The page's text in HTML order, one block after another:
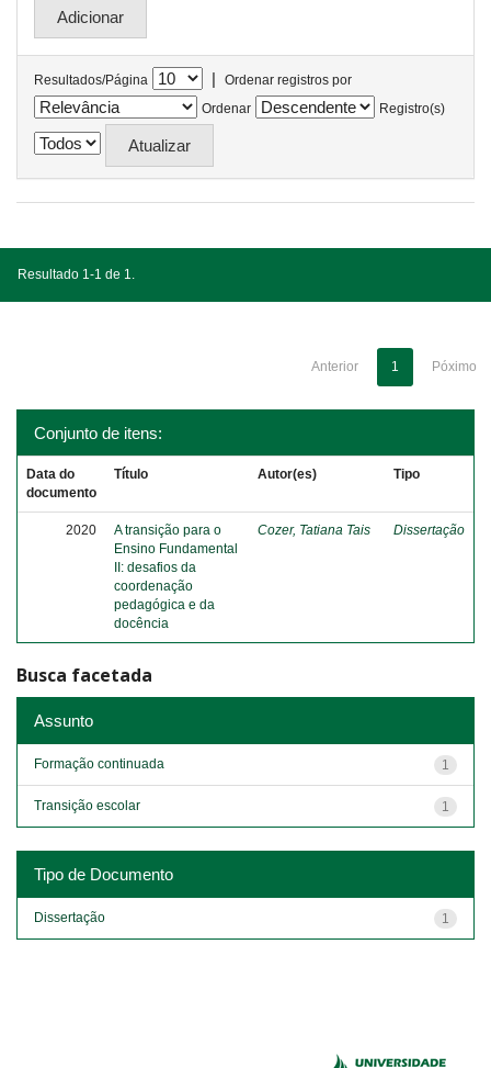
Resultados/Página |
Ordenar registros por
Ordenar
Registro(s)
Resultado 1-1 de 1.
Anterior 1 Póximo
Conjunto de itens:
Data do
documento
Título Autor(es) Tipo
2020
A transição para o
Ensino Fundamental
II: desafios da
coordenação
pedagógica e da
docência
Cozer, Tatiana Tais Dissertação
Busca facetada
Assunto
1
Formação continuada
1
Transição escolar
Tipo de Documento
1
Dissertação